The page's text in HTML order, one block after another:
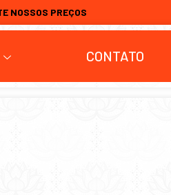
NOSSOS PREÇOS
CONTATO